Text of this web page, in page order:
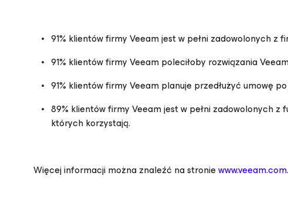
91% klientów firmy Veeam jest w pełni zadowolonych z
91% klientów firmy Veeam poleciłoby rozwiązania
91% klientów firmy Veeam planuje przedłużyć umowę
89% klientów firmy Veeam jest w pełni zadowolonych
których korzystają.
Więcej informacji można znaleźć na stroniewww.veeam.com.